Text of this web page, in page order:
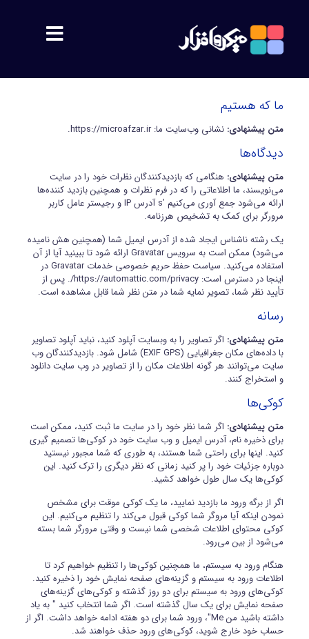
معرفی
اهداف
پشتیبانی
محصولات
سمیس
ورود اعضا
تماس با ما
ما که هستیم
متن پیشنهادی: نشانی وب‌سایت ما: https://microafzar.ir.
دیدگاه‌ها
متن پیشنهادی: هنگامی که بازدیدکنندگان نظرات خود را در سایت
می‌نویسند، ما اطلاعاتی را که در فرم نظرات و همچنین بازدید کننده‌ها
ارائه می‌شود جمع آوری می‌کنیم ’s آدرس IP و رجیستر عامل کاربر
مرورگر برای کمک به تشخیص هرزنامه.
یک رشته ناشناس ایجاد شده از آدرس ایمیل شما (همچنین هش نامیده
می‌شود) ممکن است به سرویس Gravatar ارائه شود تا ببینید آیا از آن
استفاده می‌کنید. سیاست حفظ حریم خصوصی خدمات Gravatar در
اینجا در دسترس است: https://automattic.com/privacy/. پس از
تأیید نظر شما، تصویر نمایه شما در متن نظر شما قابل مشاهده است.
رسانه
متن پیشنهادی: اگر تصاویر را به وبسایت آپلود کنید، نباید آپلود تصاویر
با داده‌های مکان جغرافیایی (EXIF GPS) شامل شود. بازدیدکنندگان وب
سایت می‌توانند هر گونه اطلاعات مکان را از تصاویر در وب سایت دانلود
و استخراج کنند.
کوکی‌ها
متن پیشنهادی: اگر شما نظر خود را در سایت ما ثبت کنید، ممکن است
برای ذخیره نام، آدرس ایمیل و وب سایت خود در کوکی‌ها تصمیم گیری
کنید. اینها برای راحتی شما هستند، به طوری که شما مجبور نیستید
دوباره جزئیات خود را پر کنید زمانی که نظر دیگری را ترک کنید. این
کوکی‌ها یک سال طول خواهد کشید.
اگر از برگه ورود ما بازدید نمایید، ما یک کوکی موقت برای مشخص
نمودن اینکه آیا مروگر شما کوکی قبول می‌کند را تنظیم می‌کنیم. این
کوکی محتوای اطلاعات شخصی شما نیست و وقتی مرورگر شما بسته
می‌شود از بین می‌رود.
هنگام ورود به سیستم، ما همچنین کوکی‌ها را تنظیم خواهیم کرد تا
اطلاعات ورود به سیستم و گزینه‌های صفحه نمایش خود را ذخیره کنید.
کوکی‌های ورود به سیستم برای دو روز گذشته و کوکی‌های گزینه‌های
صفحه نمایش برای یک سال گذشته است. اگر شما انتخاب کنید " به یاد
داشته باشید من Me"، ورود شما برای دو هفته ادامه خواهد داشت. اگر از
حساب خود خارج شوید، کوکی‌های ورود حذف خواهند شد.